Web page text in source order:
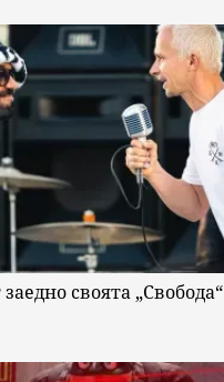
своята „Свобода“